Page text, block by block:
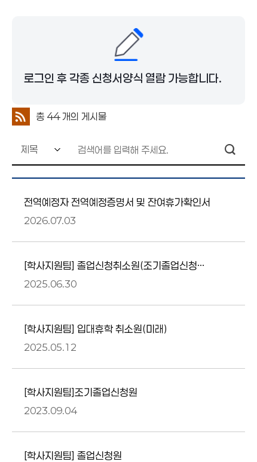
로그인 후 각종 신청서양식 열람 가능합니다.
총 44개의 게시물
전역예정자 전역예정증명서 및 잔여휴가확인서
2026.07.03
[학사지원팀] 졸업신청취소원(조기졸업신청
취소 포함)
2025.06.30
[학사지원팀] 입대휴학 취소원(미래)
2025.05.12
[학사지원팀]조기졸업신청원
2023.09.04
[학사지원팀] 졸업신청원